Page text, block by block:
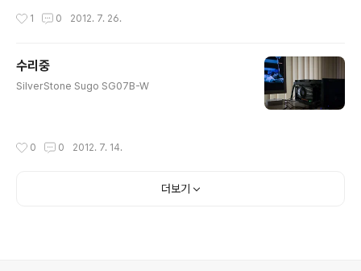
1 0 2012. 7. 26.
수리중
SilverStone Sugo SG07B-W
0 0 2012. 7. 14.
더보기